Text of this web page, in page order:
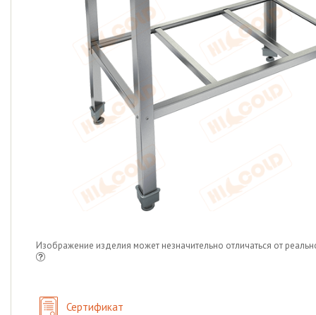
Изображение изделия может незначительно отличаться от
Сертификат